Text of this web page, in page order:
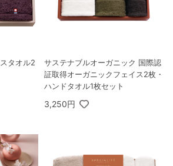
タオル2
サステナブルオーガニック 国際認
証取得オーガニックフェイス2枚・
ハンドタオル1枚セット
3,250円